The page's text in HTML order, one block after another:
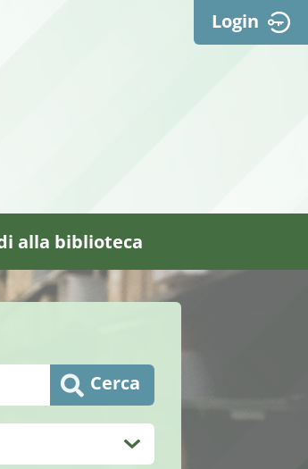
Login
alla biblioteca
Cerca